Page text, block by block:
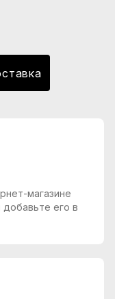
магазине
его в